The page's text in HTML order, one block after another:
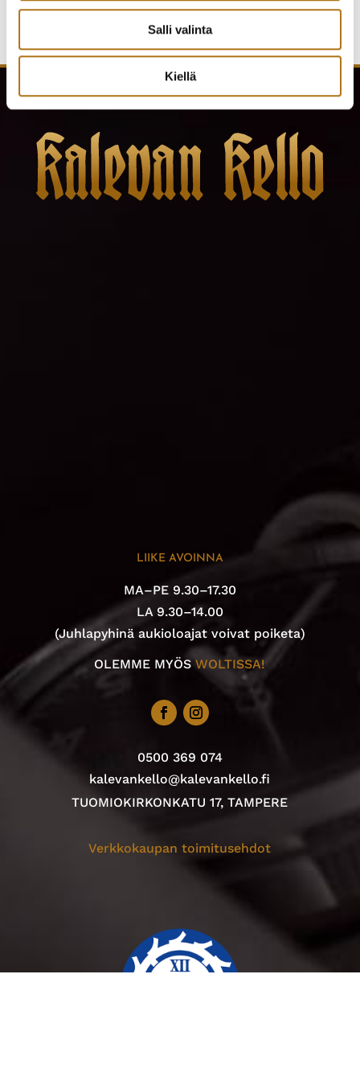
Salli valinta
Kiellä
LIIKE AVOINNA
MA–PE 9.30–17.30
LA 9.30–14.00
(Juhlapyhinä aukioloajat voivat poiketa)
OLEMME MYÖSWOLTISSA!
0500 369 074
kalevankello@kalevankello.fi
TUOMIOKIRKONKATU 17, TAMPERE
Verkkokaupan toimitusehdot